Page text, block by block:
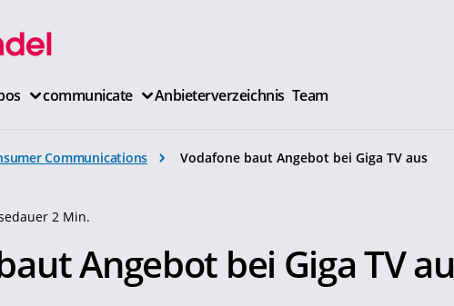
communicate Anbieterverzeichnis Team
Communications Vodafone baut Angebot bei Giga TV aus
2 Min.
Angebot bei Giga TV